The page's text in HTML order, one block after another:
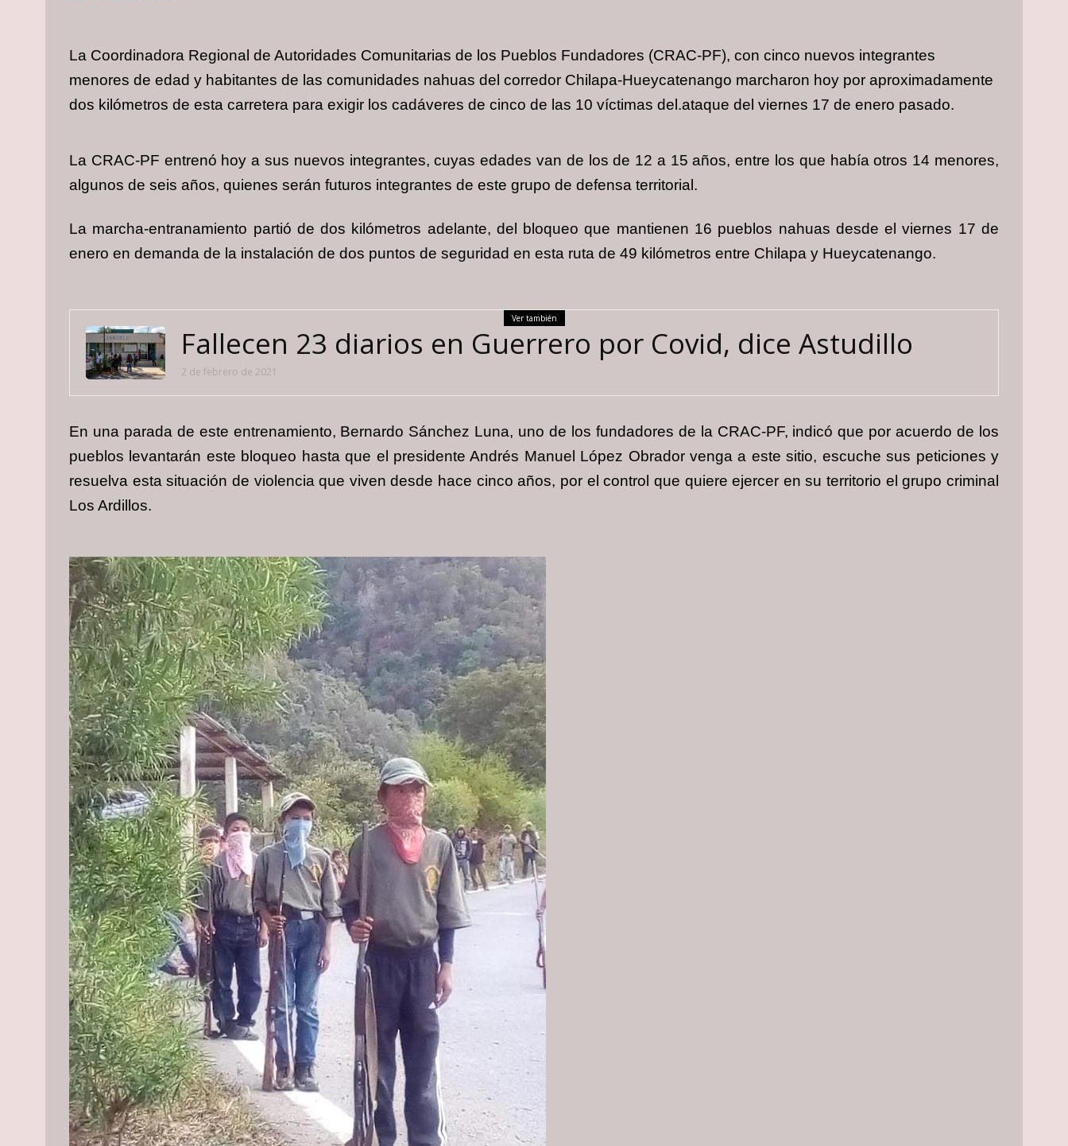
La Coordinadora Regional de Autoridades Comunitarias de los Pueblos Fundadores (CRAC-PF), con cinco nuevos integrantes
menores de edad y habitantes de las comunidades nahuas del corredor Chilapa-Hueycatenango marcharon hoy por aproximadamente
dos kilómetros de esta carretera para exigir los cadáveres de cinco de las 10 víctimas del.ataque del viernes 17 de enero pasado.
La CRAC-PF entrenó hoy a sus nuevos integrantes, cuyas edades van de los de 12 a 15 años, entre los que había otros 14 menores,
algunos de seis años, quienes serán futuros integrantes de este grupo de defensa territorial.
La marcha-entranamiento partió de dos kilómetros adelante, del bloqueo que mantienen 16 pueblos nahuas desde el viernes 17 de
enero en demanda de la instalación de dos puntos de seguridad en esta ruta de 49 kilómetros entre Chilapa y Hueycatenango.
Ver también
Fallecen 23 diarios en Guerrero por Covid, dice Astudillo
2 de febrero de 2021
En una parada de este entrenamiento, Bernardo Sánchez Luna, uno de los fundadores de la CRAC-PF, indicó que por acuerdo de los
pueblos levantarán este bloqueo hasta que el presidente Andrés Manuel López Obrador venga a este sitio, escuche sus peticiones y
resuelva esta situación de violencia que viven desde hace cinco años, por el control que quiere ejercer en su territorio el grupo criminal
Los Ardillos.